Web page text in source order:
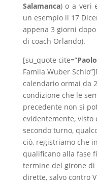
Salamanca) o a veri
un esempio il 17
appena 3 giorni dopo
di coach Orlando).
[su_quote cite=”
Famila Wuber
calendario ormai da
condizione che le
precedente non si
evidentemente, visto
secondo turno,
ciò, registriamo che
qualificano alla fase
termine del girone
dirette, salvo contro